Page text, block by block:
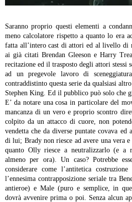
Saranno proprio questi elementi a
meno calcolatore rispetto a quanto lo era
fatta all’intero cast di attori ed al livello di
ai già citati Brendan Gleeson e Harry
recitazione ed il trasposto degli attori stessi
ad un pregevole lavoro di
contraddistinto questa serie da qualsiasi
Stephen King. Ed il pubblico può solo che
E’ da notare una cosa in particolare del
mancanza di un vero e proprio scontro
colpito da un attacco di cuore, non
vendetta che da diverse puntate covava ed
di lui; Brady non riesce ad avere una vera
quanto Olly riesce a neutralizzarlo (e a
almeno per ora). Un caso? Potrebbe
considerare come l’antitetica
l’ennesima contrapposizione seriale tra
antieroe) e Male (puro e semplice, in
dovrà avvenire prima o poi. Senza alcun